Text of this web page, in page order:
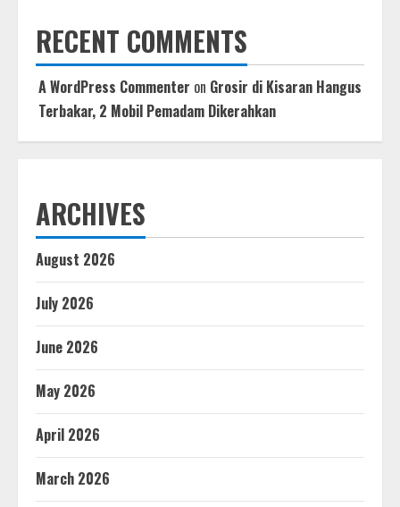
RECENT COMMENTS
A WordPress Commenter on Grosir di Kisaran Hangus
Terbakar, 2 Mobil Pemadam Dikerahkan
ARCHIVES
August 2026
July 2026
June 2026
May 2026
April 2026
March 2026